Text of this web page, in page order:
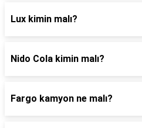
Lux kimin malı?
Nido Cola kimin malı?
Fargo kamyon ne malı?